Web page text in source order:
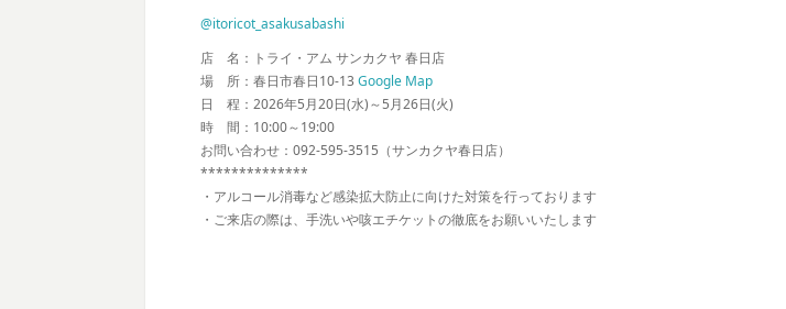
@itoricot_asakusabashi
店 名：トライ・アム サンカクヤ 春日店
場 所：春日市春日10-13 Google Map
日 程：2026年5月20日(水)～5月26日(火)
時 間：10:00～19:00
お問い合わせ：092-595-3515（サンカクヤ春日店）
**************
・アルコール消毒など感染拡大防止に向けた対策を行っております
・ご来店の際は、手洗いや咳エチケットの徹底をお願いいたします